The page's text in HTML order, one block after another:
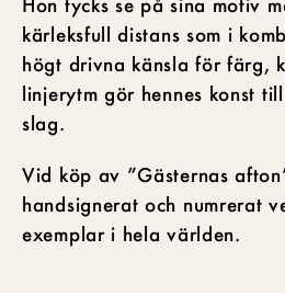
kärleksfull distans som i
högt drivna känsla för färg,
linjerytm gör hennes konst
slag.
Vid köp av ”Gästernas
handsignerat och numrerat
exemplar i hela världen.